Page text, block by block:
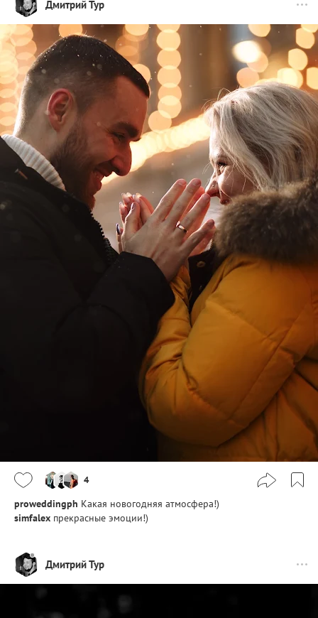
Дмитрий Тур
4
proweddingph Какая новогодняя атмосфера!)
simfalex прекрасные эмоции!)
Дмитрий Тур